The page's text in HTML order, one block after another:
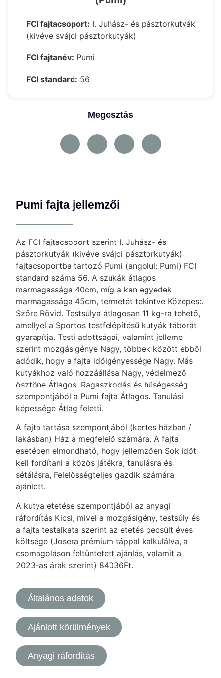
FCI fajtacsoport: I. Juhász- és pásztorkutyák
(kivéve svájci pásztorkutyák)
FCI fajtanév: Pumi
FCI standard: 56
Megosztás
Pumi fajta jellemzői
Az FCI fajtacsoport szerint I. Juhász- és
pásztorkutyák (kivéve svájci pásztorkutyák)
fajtacsoportba tartozó Pumi (angolul: Pumi) FCI
standard száma 56. A szukák átlagos
marmagassága 40cm, míg a kan egyedek
marmagassága 45cm, termetét tekintve Közepes:.
Szőre Rövid. Testsúlya átlagosan 11 kg-ra tehető,
amellyel a Sportos testfelépítésű kutyák táborát
gyarapítja. Testi adottságai, valamint jelleme
szerint mozgásigénye Nagy, többek között ebből
adódik, hogy a fajta időigényessége Nagy. Más
kutyákhoz való hozzáállása Nagy, védelmező
ösztöne Átlagos. Ragaszkodás és hűségesség
szempontjából a Pumi fajta Átlagos. Tanulási
képessége Átlag feletti.
A fajta tartása szempontjából (kertes házban /
lakásban) Ház a megfelelő számára. A fajta
esetében elmondható, hogy jellemzően Sok időt
kell fordítani a közös játékra, tanulásra és
sétálásra, Felelősségteljes gazdik számára
ajánlott.
A kutya etetése szempontjából az anyagi
ráfordítás Kicsi, mivel a mozgásigény, testsúly és
a fajta testalkata szerint az etetés becsült éves
költsége (Josera prémium táppal kalkulálva, a
csomagoláson feltüntetett ajánlás, valamit a
2023-as árak szerint) 84036Ft.
Általános adatok
Ajánlott körülmények
Anyagi ráfordítás